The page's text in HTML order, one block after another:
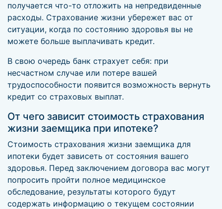
получается что-то отложить на непредвиденные
расходы. Страхование жизни убережет вас от
ситуации, когда по состоянию здоровья вы не
можете больше выплачивать кредит.
В свою очередь банк страхует себя: при
несчастном случае или потере вашей
трудоспособности появится возможность вернуть
кредит со страховых выплат.
От чего зависит стоимость страхования
жизни заемщика при ипотеке?
Стоимость страхования жизни заемщика для
ипотеки будет зависеть от состояния вашего
здоровья. Перед заключением договора вас могут
попросить пройти полное медицинское
обследование, результаты которого будут
содержать информацию о текущем состоянии